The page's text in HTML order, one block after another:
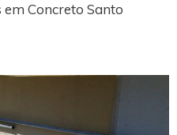
em Concreto Santo